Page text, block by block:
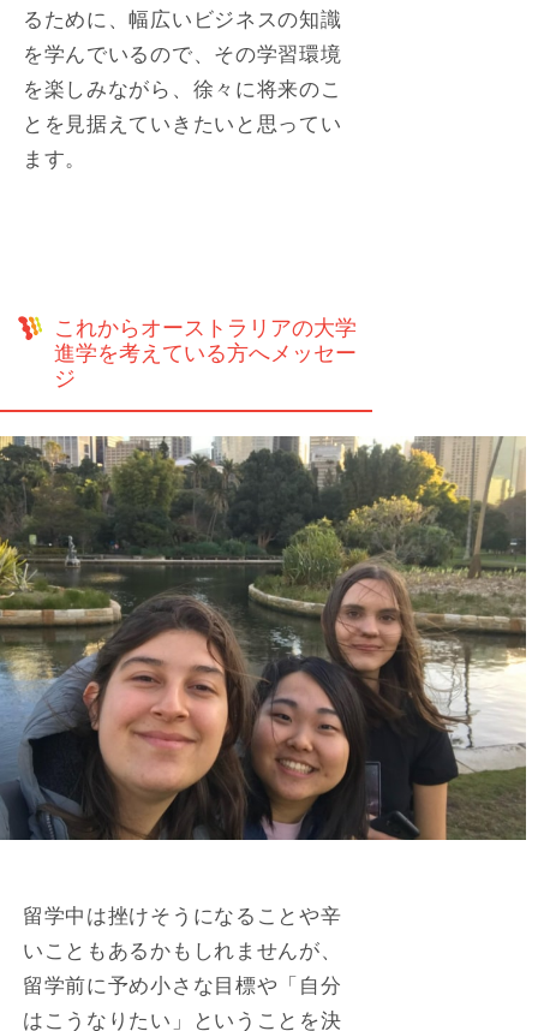
るために、幅広いビジネスの知識
を学んでいるので、その学習環境
を楽しみながら、徐々に将来のこ
とを見据えていきたいと思ってい
ます。
これからオーストラリアの大学
進学を考えている方へメッセー
ジ
留学中は挫けそうになることや辛
いこともあるかもしれませんが、
留学前に予め小さな目標や「自分
はこうなりたい」ということを決